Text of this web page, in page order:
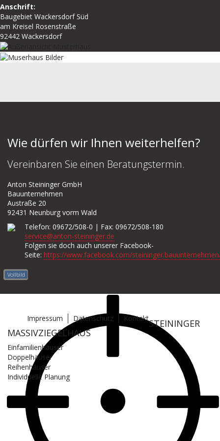
Anschrift:
Baugebiet Wackersdorf Süd
am Kreisel Rosenstraße
92442 Wackersdorf
Wie dürfen wir Ihnen weiterhelfen?
Vereinbaren Sie einen Beratungstermin.
Anton Steininger GmbH
Bauunternehmen
Austraße 20
92431 Neunburg vorm Wald
Telefon: 09672/508-0 | Fax: 09672/508-180
service@anton-steininger.de
Folgen sie doch auch unserer Facebook-
Seite: https://www.facebook.com/
Vollbild
Impressum Datenschutz KontaktSTEININGER
MASSIVZIEGELHAUS
Einfamilienhäuser
Doppelhäuser
Reihenhäuser
Individuelle Planung